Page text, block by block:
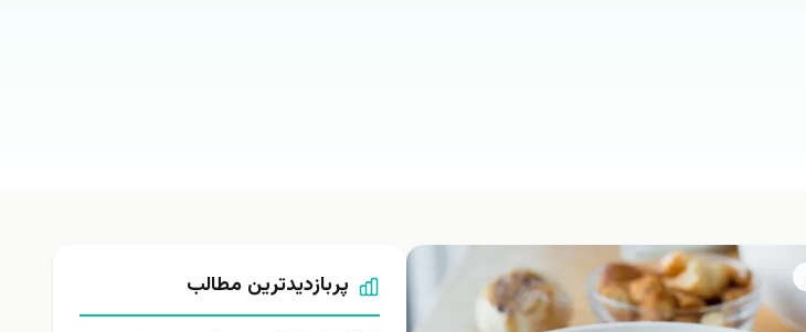
پربازدیدترین مطالب